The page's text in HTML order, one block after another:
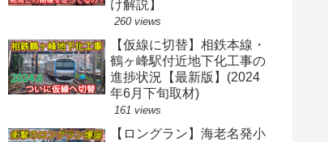
け解説】
260 views
【仮線に切替】相鉄本線・
鶴ヶ峰駅付近地下化工事の
進捗状況【最新版】(2024
年6月下旬取材)
161 views
【ロングラン】海老名発小